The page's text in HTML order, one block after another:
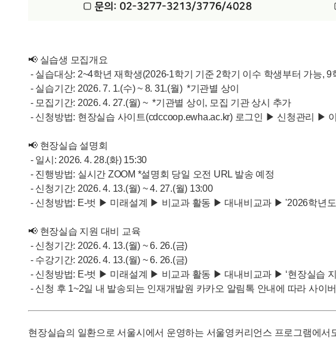
📢 실습생 모집개요
- 실습대상: 2~4학년 재학생(2026-1학기 기준 2학기 이수 학생부터 가능,
- 실습기간: 2026. 7. 1.(수) ~ 8. 31.(월) *기관별 상이
- 모집기간: 2026. 4. 27.(월) ~ *기관별 상이, 모집 기관 상시 추가
- 신청방법: 현장실습 사이트(cdccoop.ewha.ac.kr) 로그인 ▶ 신청관리 ▶
📢 현장실습 설명회
- 일시: 2026. 4. 28.(화) 15:30
- 진행방법: 실시간 ZOOM *설명회 당일 오전 URL 발송 예정
- 신청기간: 2026. 4. 13.(월) ~ 4. 27.(월) 13:00
- 신청방법: E-벗 ▶ 미래설계 ▶ 비교과 활동 ▶ 대내비교과 ▶ '2026학년
📢 현장실습 지원 대비 교육
- 신청기간: 2026. 4. 13.(월) ~ 6. 26.(금)
- 수강기간: 2026. 4. 13.(월) ~ 6. 26.(금)
- 신청방법: E-벗 ▶ 미래설계 ▶ 비교과 활동 ▶ 대내비교과 ▶ ‘현장실습 지
- 신청 후 1~2일 내 발송되는 인재개발원 카카오 알림톡 안내에 따라 사이
현장실습의 일환으로 서울시에서 운영하는 서울영커리언스 프로그램에